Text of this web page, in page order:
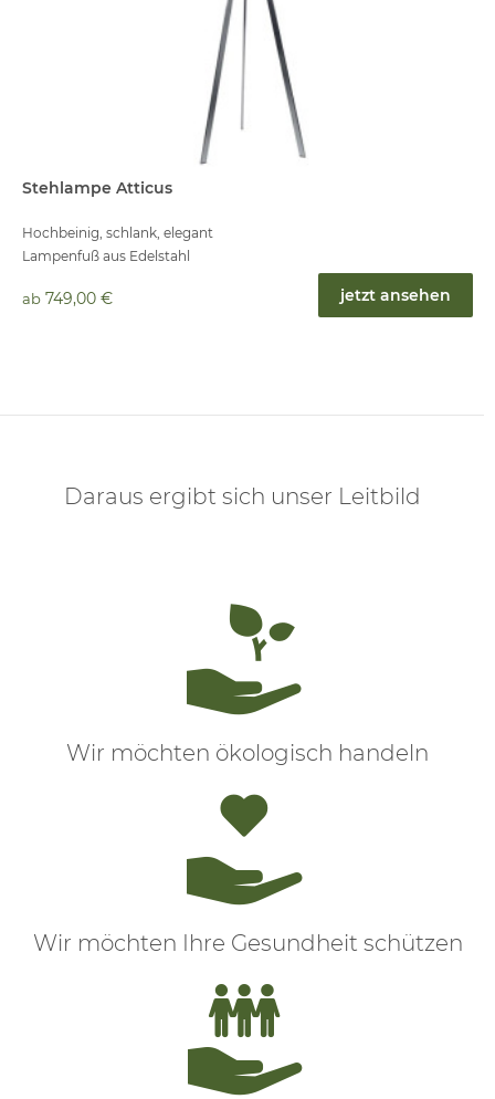
Stehlampe Atticus
Hochbeinig, schlank, elegant
Lampenfuß aus Edelstahl
ab 749,00 € jetzt ansehen
Daraus ergibt sich unser Leitbild
Wir möchten ökologisch handeln
Wir möchten Ihre Gesundheit schützen